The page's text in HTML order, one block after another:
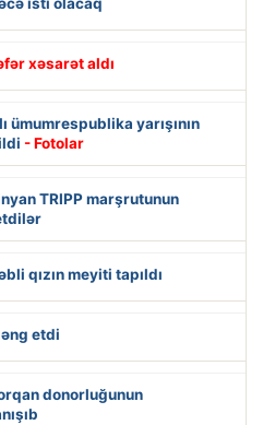
isti olacaq
xəsarət aldı
ümumrespublika yarışının
- Fotolar
TRIPP marşrutunun
qızın meyiti tapıldı
etdi
donorluğunun